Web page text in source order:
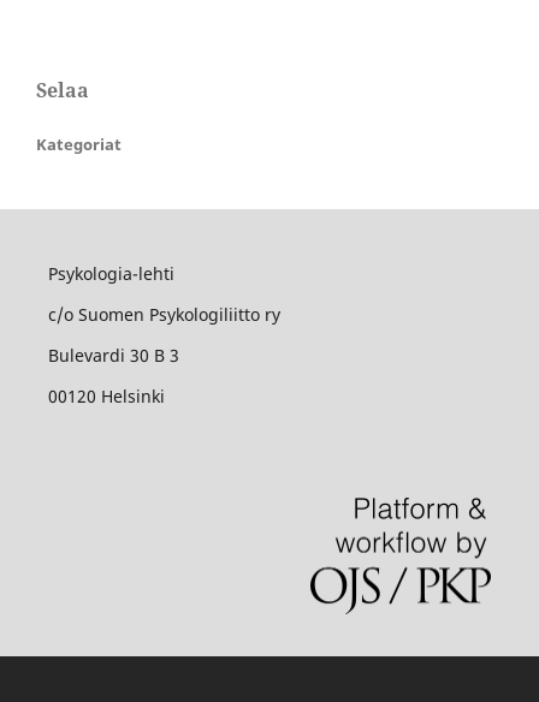
Selaa
Kategoriat
Psykologia-lehti
c/o Suomen Psykologiliitto ry
Bulevardi 30 B 3
00120 Helsinki